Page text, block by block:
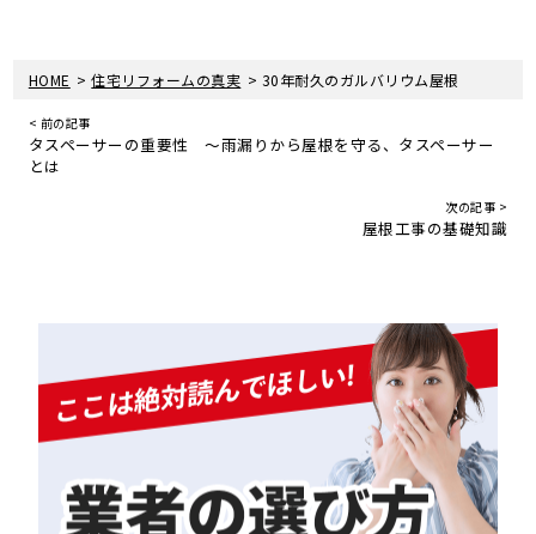
HOME >住宅リフォームの真実 > 30年耐久のガルバリウム屋根
< 前の記事
タスペーサーの重要性 ～雨漏りから屋根を守る、タスペーサー
とは
次の記事 >
屋根工事の基礎知識